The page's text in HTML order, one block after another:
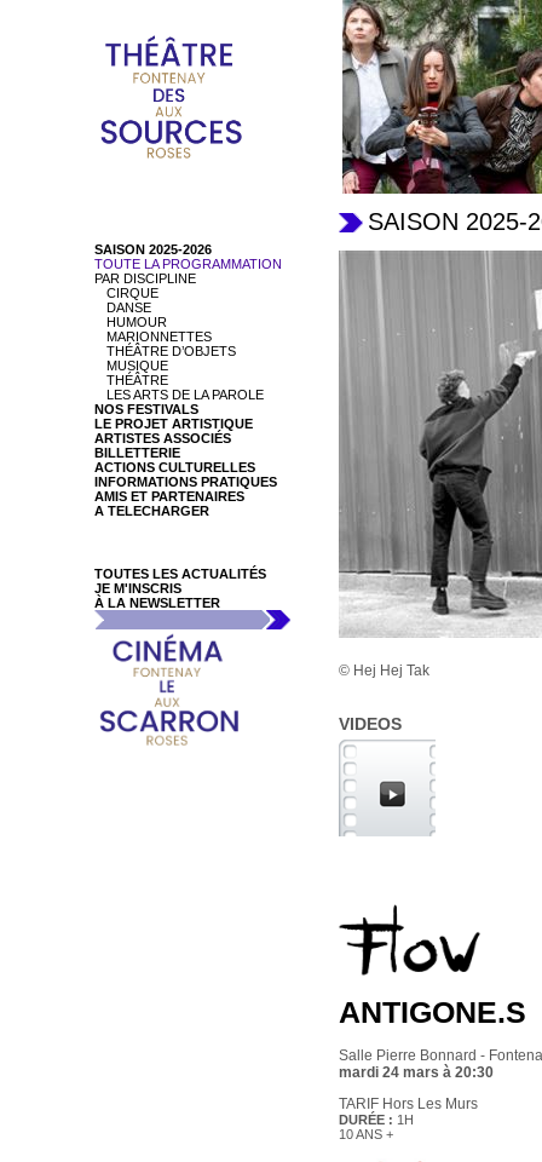
SAISON 2025-2026
TOUTE LA PROGRAMMATION
PAR DISCIPLINE
CIRQUE
DANSE
HUMOUR
MARIONNETTES
THÉÂTRE D’OBJETS
MUSIQUE
THÉÂTRE
LES ARTS DE LA PAROLE
NOS FESTIVALS
LE PROJET ARTISTIQUE
ARTISTES ASSOCIÉS
BILLETTERIE
ACTIONS CULTURELLES
INFORMATIONS PRATIQUES
AMIS ET PARTENAIRES
A TELECHARGER
TOUTES LES ACTUALITÉS
JE M'INSCRIS
À LA NEWSLETTER
SAISON 2025-
ANTIGONE.S
Salle Pierre Bonnard -
mardi 24 mars à 20:30
TARIF Hors Les Murs
DURÉE : 1H
10 ANS +
© Hej Hej Tak
VIDEOS